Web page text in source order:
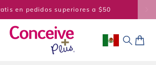
en pedidos superiores a $50
Geolocation
Buscar